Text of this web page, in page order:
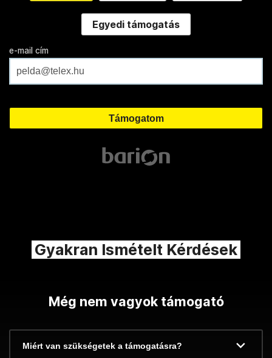
Egyedi támogatás
e-mail cím
Gyakran Ismételt Kérdések
Még nem vagyok támogató
Miért van szükségetek a támogatásra?